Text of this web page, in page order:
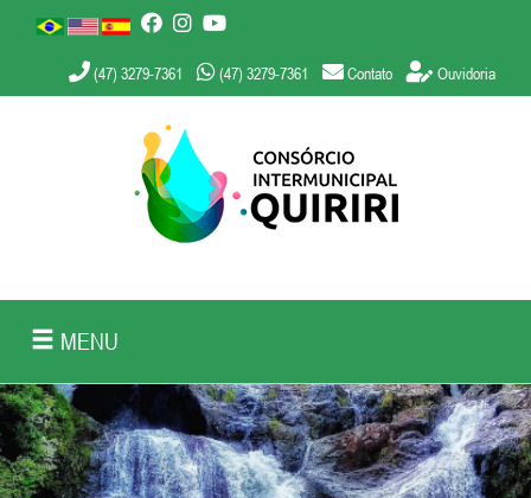
(47) 3279-7361 (47) 3279-7361 Contato Ouvidoria
MENU